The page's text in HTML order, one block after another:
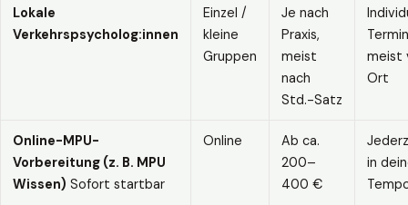
Lokale
Verkehrspsycholog:innen
Einzel /
kleine
Gruppen
Je nach
Praxis,
meist
nach
Std.-Satz
meist
Ort
Online-MPU-
Vorbereitung (z. B. MPU
Wissen) Sofort startbar
Online
Ab ca.
200–
400 €
in